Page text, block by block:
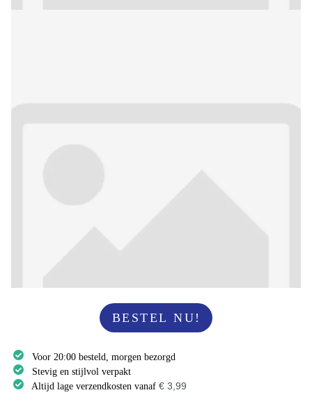
BESTEL NU!
Voor 20:00 besteld, morgen bezorgd
Stevig en stijlvol verpakt
Altijd lage verzendkosten vanaf € 3,99